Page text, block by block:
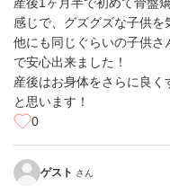
感じで、グズグズな子供
他にも同じぐらいの子供
で安心出来ました！
産後はお身体をさらに良
と思います！
0
ゲスト さん